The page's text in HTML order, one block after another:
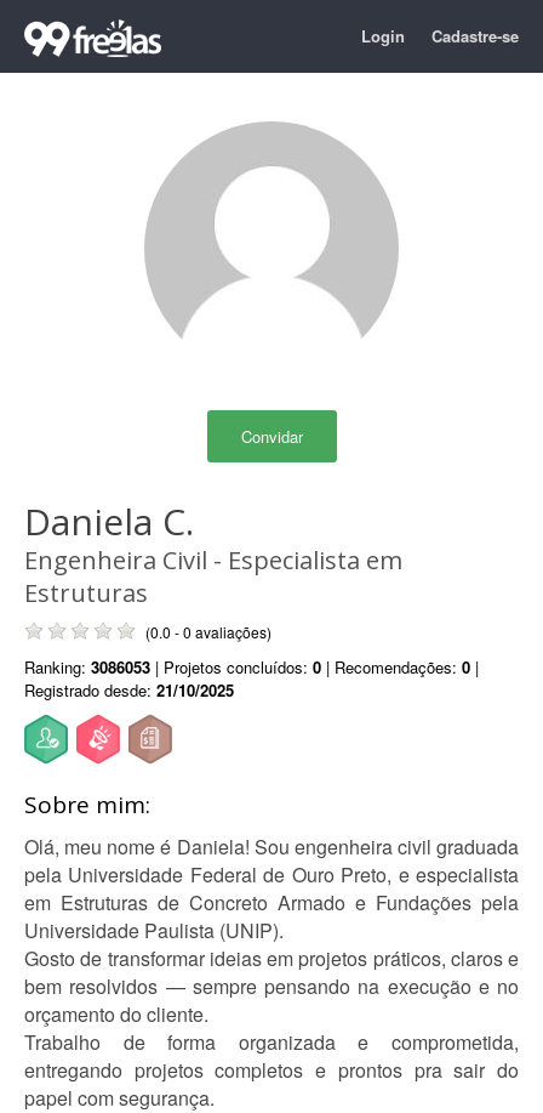
Login Cadastre-se
Convidar
Daniela C.
Engenheira Civil - Especialista em
Estruturas
(0.0 - 0 avaliações)
Ranking: 3086053 | Projetos concluídos: 0 | Recomendações: 0 |
Registrado desde: 21/10/2025
Sobre mim:
Olá, meu nome é Daniela! Sou engenheira civil graduada
pela Universidade Federal de Ouro Preto, e especialista
em Estruturas de Concreto Armado e Fundações pela
Universidade Paulista (UNIP).
Gosto de transformar ideias em projetos práticos, claros e
bem resolvidos — sempre pensando na execução e no
orçamento do cliente.
Trabalho de forma organizada e comprometida,
entregando projetos completos e prontos pra sair do
papel com segurança.